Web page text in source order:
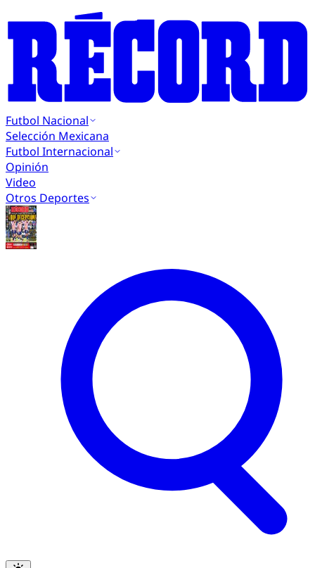
Futbol Nacional
Selección Mexicana
Futbol Internacional
Opinión
Video
Otros Deportes